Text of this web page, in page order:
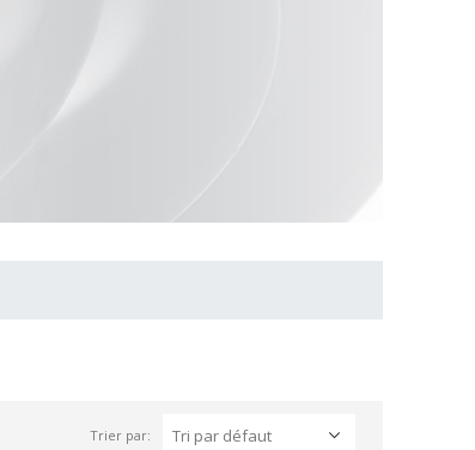
Trier par: